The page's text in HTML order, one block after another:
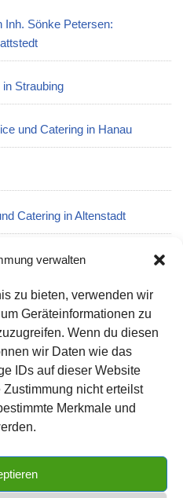
verwalten
zu bieten, verwenden wir
Geräteinformationen zu
Wenn du diesen
wir Daten wie das
IDs auf dieser Website
nicht erteilst
Merkmale und
Inh. Sönke Petersen:
Straubing
und Catering in Hanau
Catering in Altenstadt
und Catering in
Partyservice und Catering